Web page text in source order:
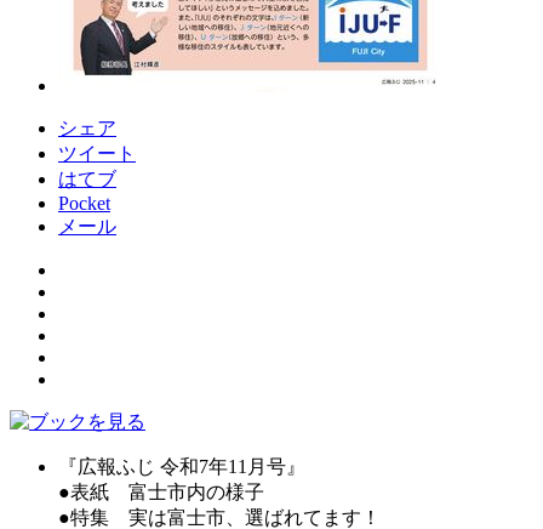
シェア
ツイート
はてブ
Pocket
メール
『広報ふじ 令和7年11月号』
●表紙 富士市内の様子
●特集 実は富士市、選ばれてます！